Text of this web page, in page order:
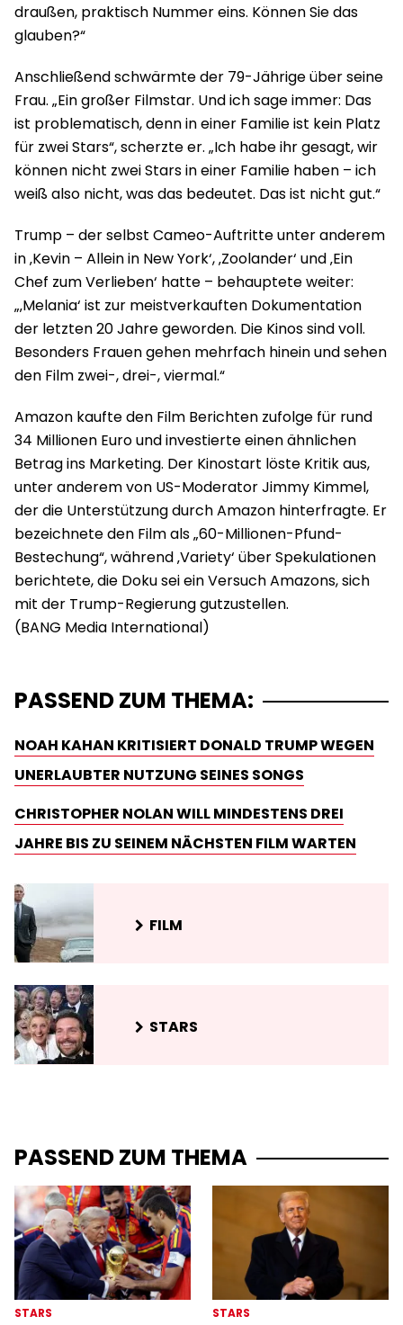
draußen, praktisch Nummer eins. Können Sie das
glauben?“
Anschließend schwärmte der 79-Jährige über seine
Frau. „Ein großer Filmstar. Und ich sage immer: Das
ist problematisch, denn in einer Familie ist kein Platz
für zwei Stars“, scherzte er. „Ich habe ihr gesagt, wir
können nicht zwei Stars in einer Familie haben – ich
weiß also nicht, was das bedeutet. Das ist nicht gut.“
Trump – der selbst Cameo-Auftritte unter anderem
in ‚Kevin – Allein in New York‘, ‚Zoolander‘ und ‚Ein
Chef zum Verlieben‘ hatte – behauptete weiter:
„‚Melania‘ ist zur meistverkauften Dokumentation
der letzten 20 Jahre geworden. Die Kinos sind voll.
Besonders Frauen gehen mehrfach hinein und sehen
den Film zwei-, drei-, viermal.“
Amazon kaufte den Film Berichten zufolge für rund
34 Millionen Euro und investierte einen ähnlichen
Betrag ins Marketing. Der Kinostart löste Kritik aus,
unter anderem von US-Moderator Jimmy Kimmel,
der die Unterstützung durch Amazon hinterfragte. Er
bezeichnete den Film als „60-Millionen-Pfund-
Bestechung“, während ‚Variety‘ über Spekulationen
berichtete, die Doku sei ein Versuch Amazons, sich
mit der Trump-Regierung gutzustellen.
PASSEND ZUM THEMA:
NOAH KAHAN KRITISIERT DONALD TRUMP WEGEN
UNERLAUBTER NUTZUNG SEINES SONGS
CHRISTOPHER NOLAN WILL MINDESTENS DREI
JAHRE BIS ZU SEINEM NÄCHSTEN FILM WARTEN
FILM
STARS
PASSEND ZUM THEMA
STARS STARS